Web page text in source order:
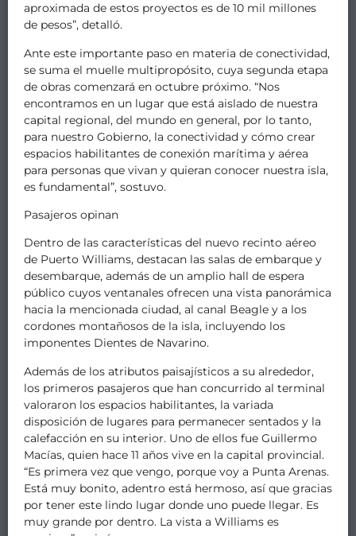
aproximada de estos proyectos es de 10 mil millones
de pesos”, detalló.
Ante este importante paso en materia de conectividad,
se suma el muelle multipropósito, cuya segunda etapa
de obras comenzará en octubre próximo. “Nos
encontramos en un lugar que está aislado de nuestra
capital regional, del mundo en general, por lo tanto,
para nuestro Gobierno, la conectividad y cómo crear
espacios habilitantes de conexión marítima y aérea
para personas que vivan y quieran conocer nuestra isla,
es fundamental”, sostuvo.
Pasajeros opinan
Dentro de las características del nuevo recinto aéreo
de Puerto Williams, destacan las salas de embarque y
desembarque, además de un amplio hall de espera
público cuyos ventanales ofrecen una vista panorámica
hacia la mencionada ciudad, al canal Beagle y a los
cordones montañosos de la isla, incluyendo los
imponentes Dientes de Navarino.
Además de los atributos paisajísticos a su alrededor,
los primeros pasajeros que han concurrido al terminal
valoraron los espacios habilitantes, la variada
disposición de lugares para permanecer sentados y la
calefacción en su interior. Uno de ellos fue Guillermo
Macías, quien hace 11 años vive en la capital provincial.
“Es primera vez que vengo, porque voy a Punta Arenas.
Está muy bonito, adentro está hermoso, así que gracias
por tener este lindo lugar donde uno puede llegar. Es
muy grande por dentro. La vista a Williams es